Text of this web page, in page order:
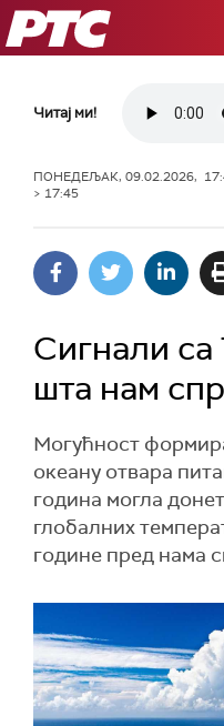
РТС
Читај ми!
ПОНЕДЕЉАК, 09.02.2026,
> 17:45
Сигнали са
шта нам
Могућност
океану отвара
година могла
глобалних
године пред нама